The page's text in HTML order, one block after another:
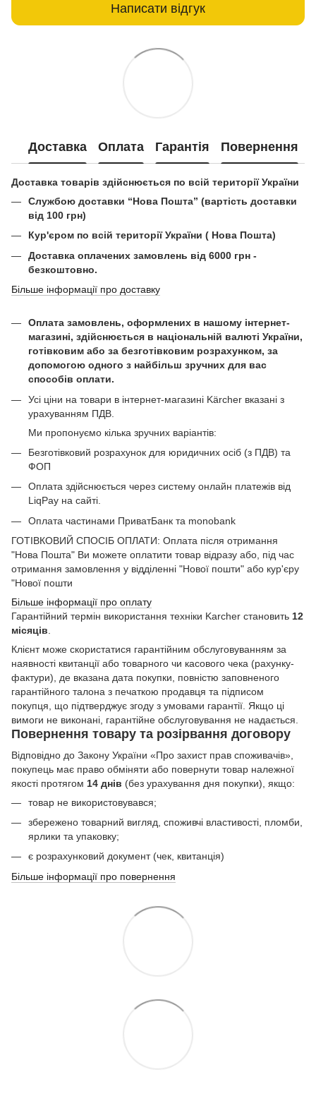
Написати відгук
Доставка Оплата Гарантія Повернення
Доставка товарів здійснюється по всій території України
Службою доставки “Нова Пошта” (вартість доставки
від 100 грн)
Кур'єром по всій території України ( Нова Пошта)
Доставка оплачених замовлень від 6000 грн -
безкоштовно.
Більше інформації про доставку
Оплата замовлень, оформлених в нашому інтернет-
магазині, здійснюється в національній валюті України,
готівковим або за безготівковим розрахунком, за
допомогою одного з найбільш зручних для вас
способів оплати.
Усі ціни на товари в інтернет-магазині Kärcher вказані з
урахуванням ПДВ.
Ми пропонуємо кілька зручних варіантів:
Безготівковий розрахунок для юридичних осіб (з ПДВ) та
ФОП
Оплата здійснюється через систему онлайн платежів від
LiqPay на сайті.
Оплата частинами ПриватБанк та monobank
ГОТІВКОВИЙ СПОСІБ ОПЛАТИ: Оплата після отримання
"Нова Пошта" Ви можете оплатити товар відразу або, під час
отримання замовлення у відділенні "Нової пошти" або кур'єру
"Нової пошти
Більше інформації про оплату
Гарантійний термін використання техніки Karcher становить 12
місяців
Клієнт може скористатися гарантійним обслуговуванням за
наявності квитанції або товарного чи касового чека (рахунку-
фактури), де вказана дата покупки, повністю заповненого
гарантійного талона з печаткою продавця та підписом
покупця, що підтверджує згоду з умовами гарантії. Якщо ці
вимоги не виконані, гарантійне обслуговування не надається.
Повернення товару та розірвання договору
Відповідно до Закону України «Про захист прав споживачів»,
покупець має право обміняти або повернути товар належної
якості протягом 14 днів (без урахування дня покупки), якщо:
товар не використовувався;
збережено товарний вигляд, споживчі властивості, пломби,
ярлики та упаковку;
є розрахунковий документ (чек, квитанція)
Більше інформації про повернення